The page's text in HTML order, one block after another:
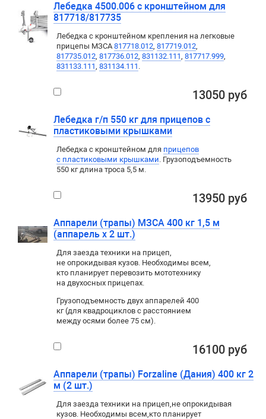
Лебедка 4500.006 с кронштейном для
817718/817735
Лебедка с кронштейном крепления на легковые
прицепы МЗСА817718.012, 817719.012,
817735.012, 817736.012, 831132.111, 817717.999,
831133.111, 831134.111 .
13050 руб
Лебедка г/п 550 кг для прицепов с
пластиковыми крышками
Лебедка c кронштейном для прицепов
с пластиковыми крышками. Грузоподъемность
550 кг длина троса 5,5 м.
13950 руб
Аппарели (трапы) МЗСА 400 кг 1,5 м
(аппарель х 2 шт.)
Для заезда техники на прицеп,
не опрокидывая кузов. Необходимы всем,
кто планирует перевозить мототехнику
на двухосных прицепах.
Грузоподъемность двух аппарелей 400
кг (для квадроциклов с расстоянием
между осями более 75 см).
16100 руб
Аппарели (трапы) Forzaline (Дания) 400 кг 2
м (2 шт.)
Для заезда техники на прицеп,не опрокидывая
кузов. Необходимы всем,кто планирует